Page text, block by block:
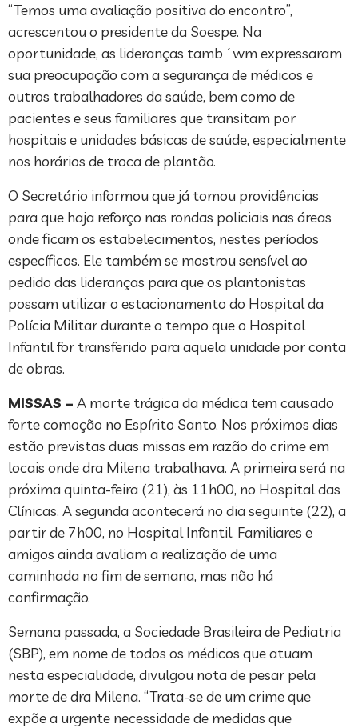
“Temos uma avaliação positiva do encontro”,
acrescentou o presidente da Soespe. Na
oportunidade, as lideranças tamb´wm expressaram
sua preocupação com a segurança de médicos e
outros trabalhadores da saúde, bem como de
pacientes e seus familiares que transitam por
hospitais e unidades básicas de saúde, especialmente
nos horários de troca de plantão.
O Secretário informou que já tomou providências
para que haja reforço nas rondas policiais nas áreas
onde ficam os estabelecimentos, nestes períodos
específicos. Ele também se mostrou sensível ao
pedido das lideranças para que os plantonistas
possam utilizar o estacionamento do Hospital da
Polícia Militar durante o tempo que o Hospital
Infantil for transferido para aquela unidade por conta
de obras.
MISSAS – A morte trágica da médica tem causado
forte comoção no Espírito Santo. Nos próximos dias
estão previstas duas missas em razão do crime em
locais onde dra Milena trabalhava. A primeira será na
próxima quinta-feira (21), às 11h00, no Hospital das
Clínicas. A segunda acontecerá no dia seguinte (22), a
partir de 7h00, no Hospital Infantil. Familiares e
amigos ainda avaliam a realização de uma
caminhada no fim de semana, mas não há
confirmação.
Semana passada, a Sociedade Brasileira de Pediatria
(SBP), em nome de todos os médicos que atuam
nesta especialidade, divulgou nota de pesar pela
morte de dra Milena. “Trata-se de um crime que
expõe a urgente necessidade de medidas que